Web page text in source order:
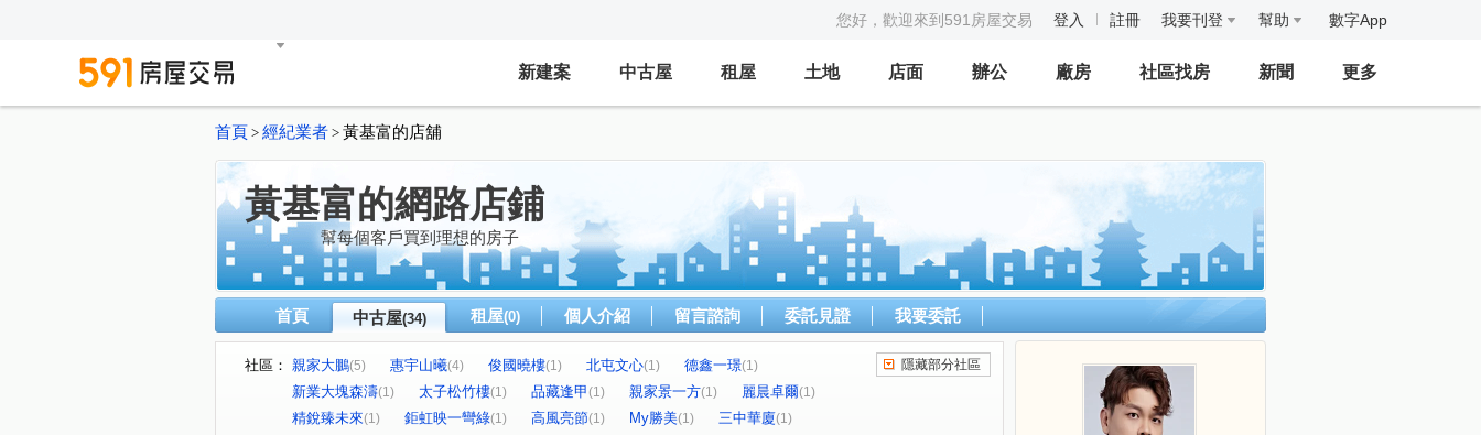
您好，歡迎來到591房屋交易 登入 註冊 我要刊登 幫助 數字App
新建案 中古屋 租屋 土地 店面 辦公 廠房 社區找房 新聞 更多
首頁 > 經紀業者 > 黃基富的店舖
黃基富的網路店鋪
幫每個客戶買到理想的房子
首頁 中古屋(34) 租屋(0) 個人介紹 留言諮詢 委託見證 我要委託
社區： 親家大鵬(5) 惠宇山曦(4) 俊國曉樓(1) 北屯文心(1) 德鑫一璟(1)
新業大塊森濤(1) 太子松竹樓(1) 品藏逢甲(1) 親家景一方(1) 麗晨卓爾(1)
精銳臻未來(1) 鉅虹映一彎綠(1) 高風亮節(1) My勝美(1) 三中華廈(1)
隱藏部分社區